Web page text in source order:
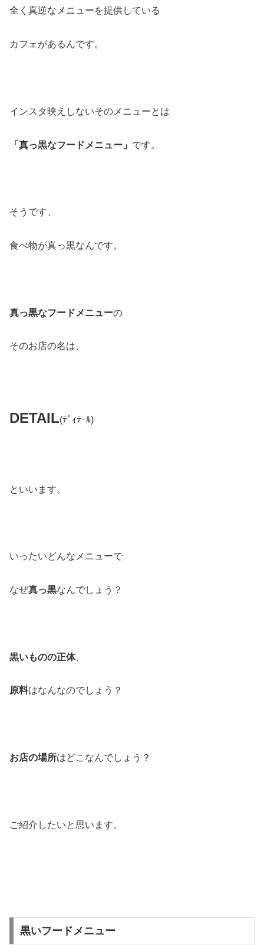
全く真逆なメニューを提供している
カフェがあるんです。
インスタ映えしないそのメニューとは
「真っ黒なフードメニュー」 です。
そうです、
食べ物が真っ黒なんです。
真っ黒なフードメニューの
そのお店の名は、
DETAIL(ﾃﾞｨﾃｰﾙ)
といいます。
いったいどんなメニューで
なぜ真っ黒なんでしょう？
黒いものの正体、
原料はなんなのでしょう？
お店の場所はどこなんでしょう？
ご紹介したいと思います。
黒いフードメニュー